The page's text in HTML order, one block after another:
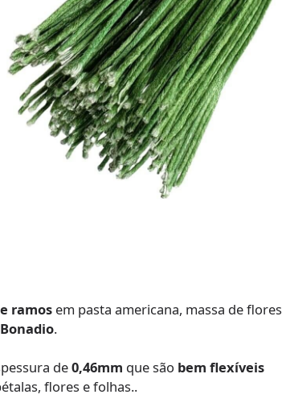
ramos em pasta americana, massa de flores
.
de0,46mm que são bem flexíveis
flores e folhas..